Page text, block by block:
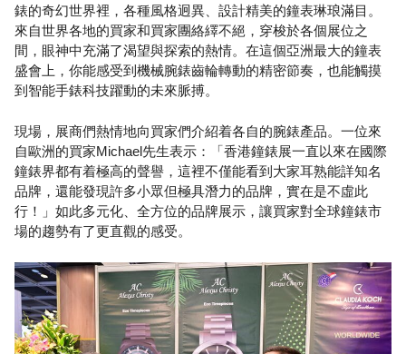
錶的奇幻世界裡，各種風格迥異、設計精美的鐘表琳琅滿目。
來自世界各地的買家和買家團絡繹不絕，穿梭於各個展位之
間，眼神中充滿了渴望與探索的熱情。在這個亞洲最大的鐘表
盛會上，你能感受到機械腕錶齒輪轉動的精密節奏，也能觸摸
到智能手錶科技躍動的未來脈搏。
現場，展商們熱情地向買家們介紹着各自的腕錶產品。一位來
自歐洲的買家Michael先生表示：「香港鐘錶展一直以來在國際
鐘錶界都有着極高的聲譽，這裡不僅能看到大家耳熟能詳知名
品牌，還能發現許多小眾但極具潛力的品牌，實在是不虛此
行！」如此多元化、全方位的品牌展示，讓買家對全球鐘錶市
場的趨勢有了更直觀的感受。